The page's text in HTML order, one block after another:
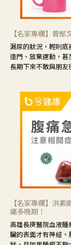
【名家專欄】曾
漏尿的狀況，輕則
遠門、放棄運動，甚
長期下來不敢與朋友
【名家專欄】洪
痛多晚期！
高雄長庚醫院血液
臟的表面才有神經